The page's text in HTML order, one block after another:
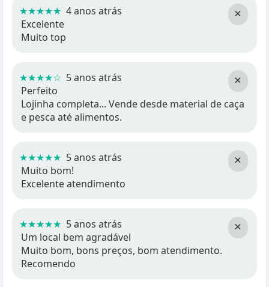
×
★★★★★ 4 anos atrás
Excelente
Muito top
×
★★★★☆ 5 anos atrás
Perfeito
Lojinha completa... Vende desde material de caça
e pesca até alimentos.
×
★★★★★ 5 anos atrás
Muito bom!
Excelente atendimento
×
★★★★★ 5 anos atrás
Um local bem agradável
Muito bom, bons preços, bom atendimento.
Recomendo